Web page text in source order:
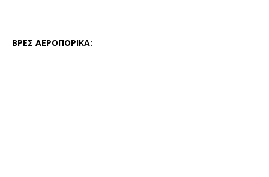
ΒΡΕΣ ΑΕΡΟΠΟΡΙΚΑ: